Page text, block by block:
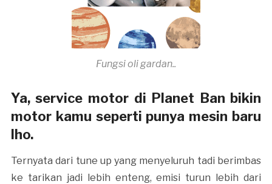
Fungsi oli gardan..
Ya, service motor di Planet Ban bikin
motor kamu seperti punya mesin baru
lho.
Ternyata dari tune up yang menyeluruh tadi berimbas
ke tarikan jadi lebih enteng, emisi turun lebih dari